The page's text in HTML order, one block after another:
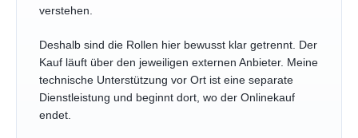
verstehen.
Deshalb sind die Rollen hier bewusst klar getrennt. Der
Kauf läuft über den jeweiligen externen Anbieter. Meine
technische Unterstützung vor Ort ist eine separate
Dienstleistung und beginnt dort, wo der Onlinekauf
endet.